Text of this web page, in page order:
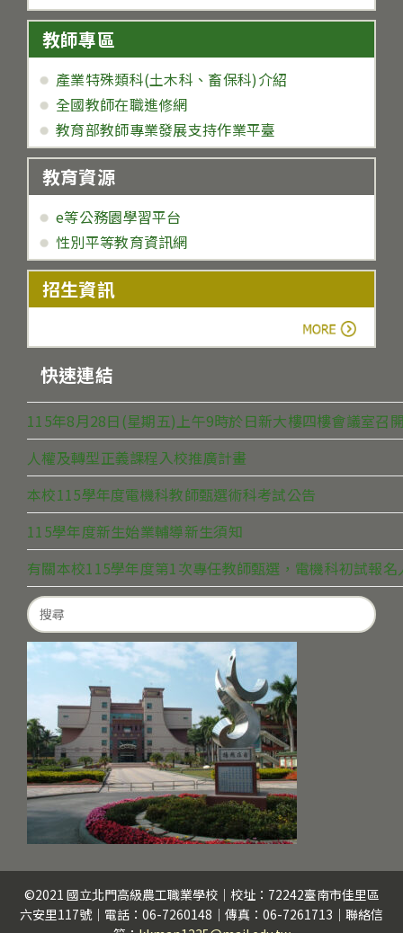
教師專區
產業特殊類科(土木科、畜保科)介紹
全國教師在職進修網
教育部教師專業發展支持作業平臺
教育資源
e等公務園學習平台
性別平等教育資訊網
招生資訊
快速連結
115年8月28日(星期五)上午9時於日新大樓四樓會議室
人權及轉型正義課程入校推廣計畫
本校115學年度電機科教師甄選術科考試公告
115學年度新生始業輔導新生須知
有關本校115學年度第1次專任教師甄選，電機科初試報
Search
for:
©2021 國立北門高級農工職業學校｜校址：72242臺南市佳里區
六安里117號｜電話：06-7260148｜傳真：06-7261713｜聯絡信